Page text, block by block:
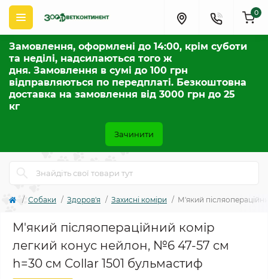
Замовлення, оформлені до 14:00, крім суботи
та неділі, надсилаються того ж
дня. Замовлення в сумі до 100 грн
відправляються по передплаті. Безкоштовна
доставка на замовлення від 3000 грн до 25
кг
Зачинити
0
Собаки Здоров'я Захисні коміри М'який
М'який післяопераційний комір
легкий конус нейлон, №6 47-57 см
h=30 см Collar 1501 бульмастиф